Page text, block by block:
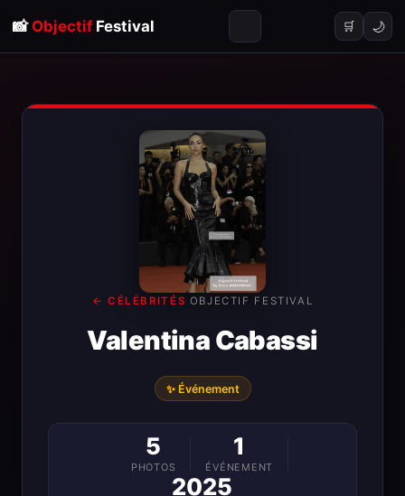
📸 ObjectifFestival 🛒 🌙
← CÉLÉBRITÉS· OBJECTIF FESTIVAL
Valentina Cabassi
✨ Événement
5
PHOTOS
1
ÉVÉNEMENT
2025